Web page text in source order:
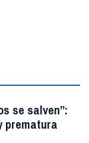
se salven”:
prematura